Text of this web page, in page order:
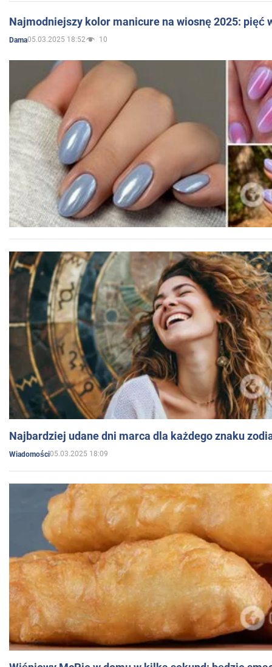
Najmodniejszy kolor manicure na wiosnę 2025: pięć
Dama05.03.2025 18:52 10
Najbardziej udane dni marca dla każdego znaku
Wiadomości05.03.2025 18:09